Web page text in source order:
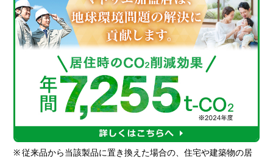
※ 従来品から当該製品に置き換えた場合の、住宅や建築物の居